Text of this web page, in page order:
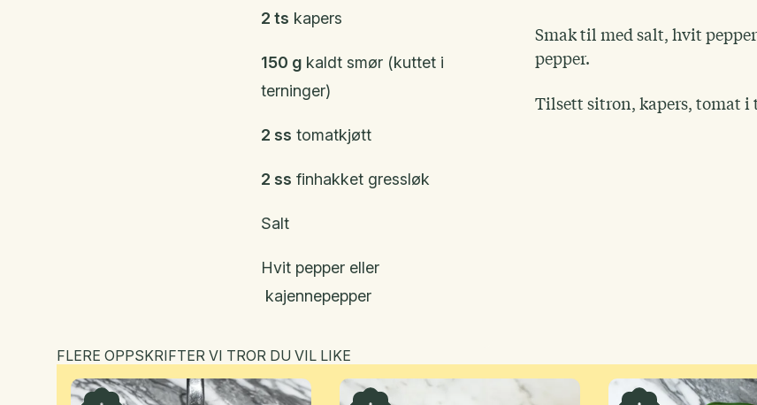
2 ts kapers
150 gkaldt smør (kuttet i
terninger)
2 ss tomatkjøtt
2 ss finhakket gressløk
Salt
Hvit pepper eller
­ kajennepepper
Smak til med salt, hvit
pepper.
Tilsett sitron, kapers, tomat i
FLERE OPPSKRIFTER VI TROR DU VIL LIKE